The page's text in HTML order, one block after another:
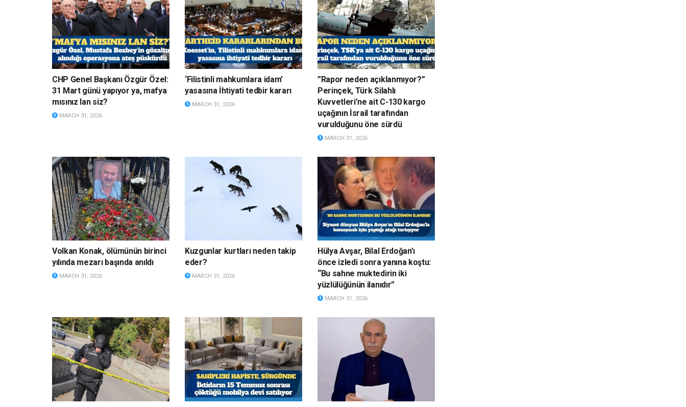
CHP Genel Başkanı Özgür Özel:
31 Mart günü yapıyor ya, mafya
mısınız lan siz?
MARCH 31, 2026
‘Filistinli mahkumlara idam’
yasasına İhtiyati tedbir kararı
MARCH 31, 2026
”Rapor neden açıklanmıyor?”
Perinçek, Türk Silahlı
Kuvvetleri’ne ait C-130 kargo
uçağının İsrail tarafından
vurulduğunu öne sürdü
MARCH 31, 2026
Volkan Konak, ölümünün birinci
yılında mezarı başında anıldı
MARCH 31, 2026
Kuzgunlar kurtları neden takip
eder?
MARCH 31, 2026
Hülya Avşar, Bilal Erdoğan’ı
önce izledi sonra yanına koştu:
“Bu sahne muktedirin iki
yüzlülüğünün ilanıdır”
MARCH 31, 2026